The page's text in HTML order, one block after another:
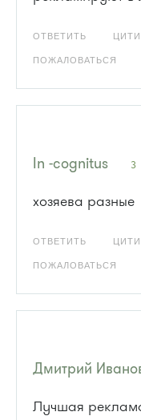
ОТВЕТИТЬ
ПОЖАЛОВАТЬСЯ
In -cognitus
хозяева разные
ОТВЕТИТЬ
ПОЖАЛОВАТЬСЯ
Дмитрий
Лучшая